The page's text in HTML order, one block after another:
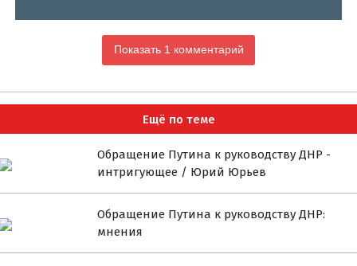
Показать 1 комментарий
Ещё по теме
Обращение Путина к руководству ДНР -
интригующее / Юрий Юрьев
Обращение Путина к руководству ДНР:
мнения